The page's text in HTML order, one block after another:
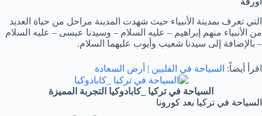
التي تعرف بمدينة الأنبياء حيث شهدت المدينة مراحل من حياة العديد
من الأنبياء منهم إبراهيم – عليه السلام – وسيدنا عيسى – عليه السلام
– بالإضافة إلى سيدنا شعيب وأيوب عليهما السلام.
اقرأ أيضاً: السياحة في الفلبين | أرض السعادة
السياحة في تركيا _كابادوكيا التجربة المميزة
السياحة في تركيا بعد كورونا